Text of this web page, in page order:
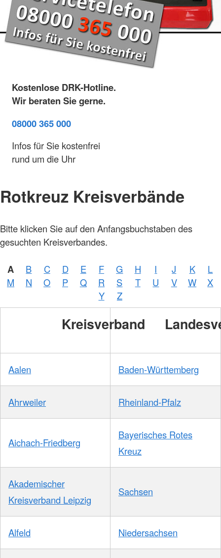
Kostenlose DRK-Hotline.
Wir beraten Sie gerne.
08000 365 000
Infos für Sie kostenfrei
rund um die Uhr
Rotkreuz Kreisverbände
Bitte klicken Sie auf den Anfangsbuchstaben des
gesuchten Kreisverbandes.
A B C D E F G H I J K
L
M
N O P Q R S T U V W
X
Y
Z
Kreisverband
Aalen Baden-Württemberg
Ahrweiler Rheinland-Pfalz
Aichach-Friedberg
Bayerisches Rotes
Kreuz
Akademischer
Kreisverband Leipzig
Sachsen
Alfeld Niedersachsen